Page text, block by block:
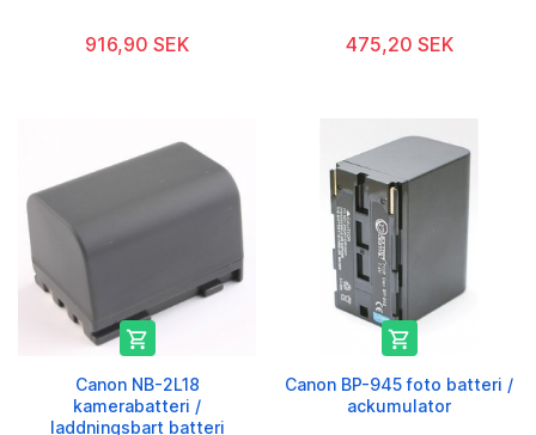
916,90 SEK 475,20 SEK

Canon NB-2L18
kamerabatteri /
laddningsbart batteri

Canon BP-945 foto batteri /
ackumulator